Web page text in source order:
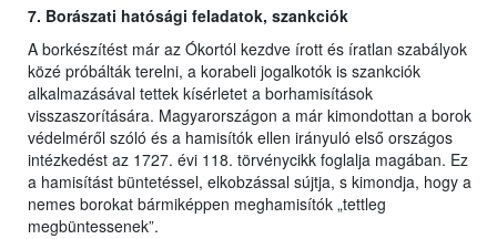
7. Borászati hatósági feladatok, szankciók
A borkészítést már az Ókortól kezdve írott és íratlan szabályok
közé próbálták terelni, a korabeli jogalkotók is szankciók
alkalmazásával tettek kísérletet a borhamisítások
visszaszorítására. Magyarországon a már kimondottan a borok
védelméről szóló és a hamisítók ellen irányuló első országos
intézkedést az 1727. évi 118. törvénycikk foglalja magában. Ez
a hamisítást büntetéssel, elkobzással sújtja, s kimondja, hogy a
nemes borokat bármiképpen meghamisítók „tettleg
megbüntessenek”.